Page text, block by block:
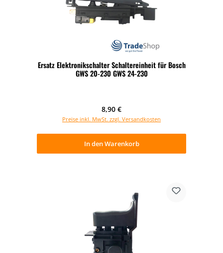
Ersatz Elektronikschalter Schaltereinheit für Bosch
GWS 20-230 GWS 24-230
Regulärer Preis:
8,90 €
Preise inkl. MwSt. zzgl. Versandkosten
In den Warenkorb